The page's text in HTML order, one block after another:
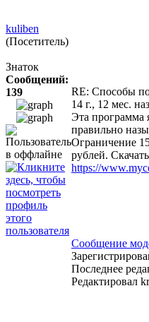
kuliben
(Посетитель)
Знаток
Сообщений:
139
RE: Cпособы
14 г., 12 мес.
Эта программа
правильно
Ограничение
рублей.
https://
Сообщение
Последнее
Редактировал